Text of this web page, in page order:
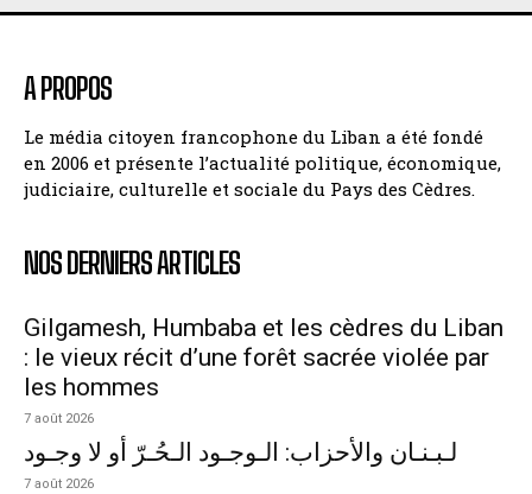
A PROPOS
Le média citoyen francophone du Liban a été fondé
en 2006 et présente l’actualité politique, économique,
judiciaire, culturelle et sociale du Pays des Cèdres.
NOS DERNIERS ARTICLES
Gilgamesh, Humbaba et les cèdres du Liban
: le vieux récit d’une forêt sacrée violée par
les hommes
7 août 2026
لـبـنـان والأحزاب: الـوجـود الـحُـرّ أو لا وجـود
7 août 2026